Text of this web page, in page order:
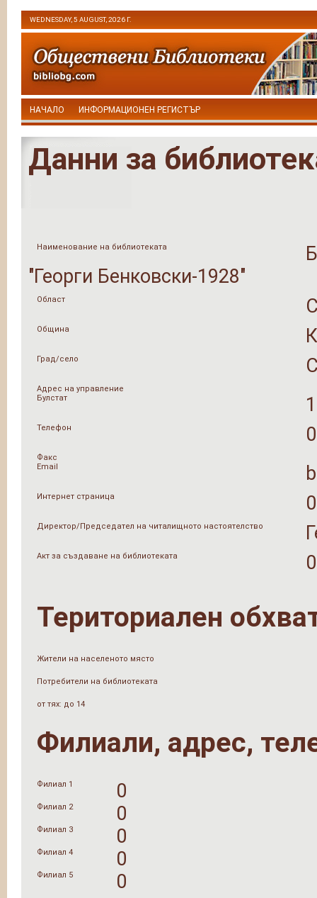
WEDNESDAY, 5 AUGUST, 2026 Г.
НАЧАЛО ИНФОРМАЦИОНЕН РЕГИСТЪР
Данни за
Наименование на библиотеката
"Георги Бенковски-1928"
Област
Община
Град/село
Адрес на управление
Булстат
Телефон
Факс
Email
Интернет страница 0
Директор/Председател на читалищното настоятелство
Акт за създаване на библиотеката 0
Териториален
Жители на населеното място
Потребители на библиотеката
от тях: до 14
Филиали, адрес,
Филиал 1 0
Филиал 2 0
Филиал 3 0
Филиал 4 0
Филиал 5 0